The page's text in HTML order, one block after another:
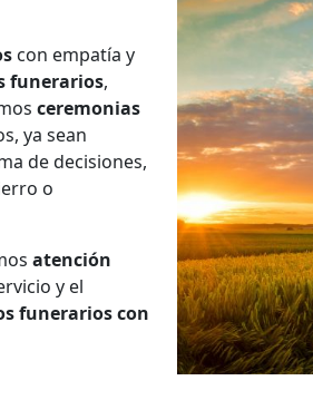
con empatía y
funerarios,
ceremonias
ya sean
de decisiones,
o
atención
y el
funerarios con